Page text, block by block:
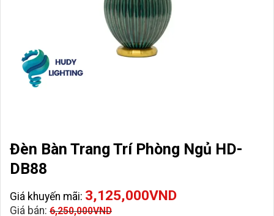
Đèn Bàn Trang Trí Phòng Ngủ HD-
DB88
Giá khuyến mãi: 3,125,000VND
Giá bán: 6,250,000VND